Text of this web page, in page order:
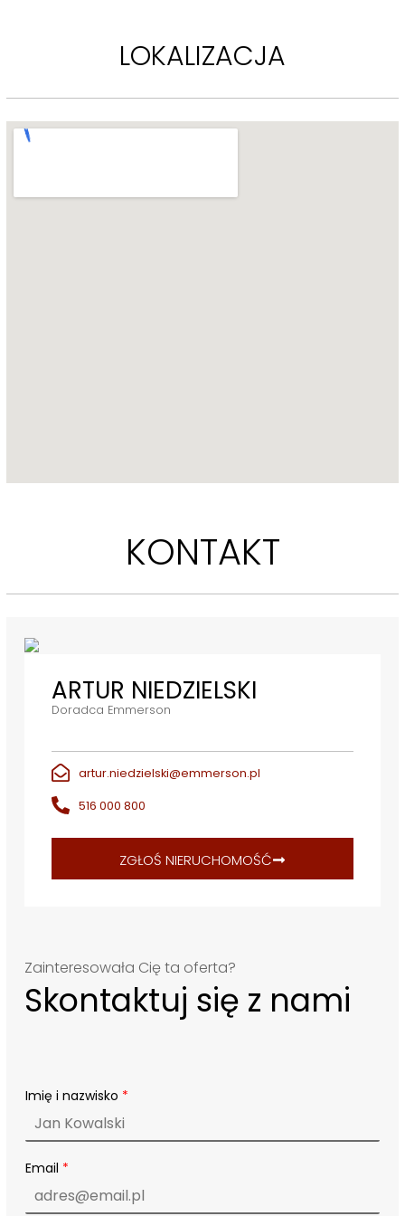
LOKALIZACJA
KONTAKT
ARTUR NIEDZIELSKI
Doradca Emmerson
artur.niedzielski@emmerson.pl
516 000 800
ZGŁOŚ NIERUCHOMOŚĆ
Zainteresowała Cię ta oferta?
Skontaktuj się z nami
Imię i nazwisko *
Email *